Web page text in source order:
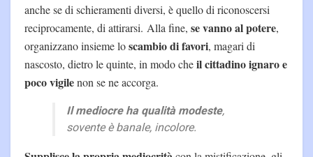
anche se di schieramenti diversi, è quello di riconoscersi
reciprocamente, di attirarsi. Alla fine, se vanno al potere,
organizzano insieme loscambio di favori, magari di
nascosto, dietro le quinte, in modo cheil cittadino ignaro e
poco vigilenon se ne accorga.
Il mediocre ha qualità modeste,
sovente è banale, incolore.